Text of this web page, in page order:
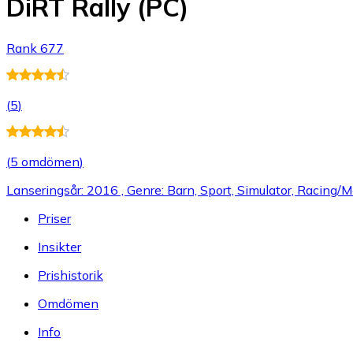
DiRT Rally (PC)
Rank 677
(5)
(5 omdömen)
Lanseringsår: 2016 , Genre: Barn, Sport, Simulator, Racing/
Priser
Insikter
Prishistorik
Omdömen
Info